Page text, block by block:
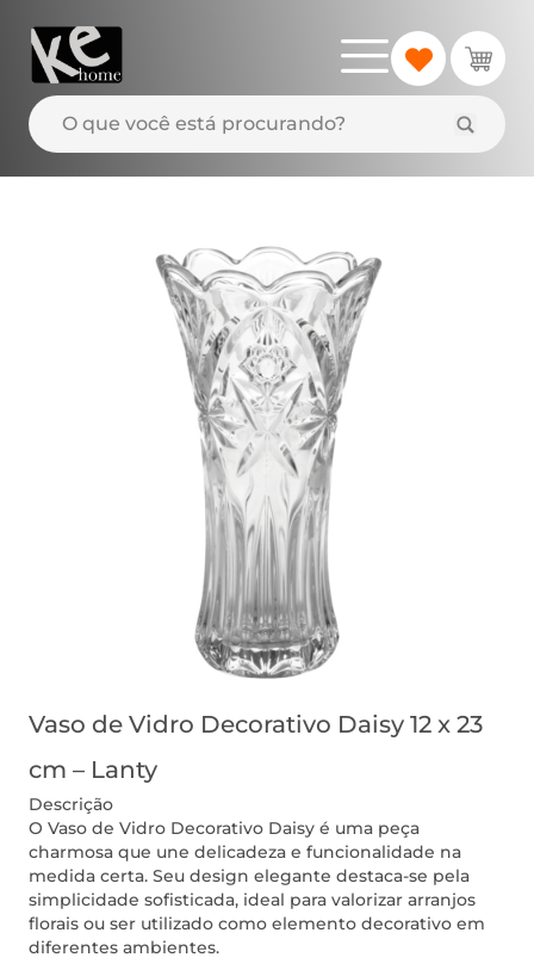
Vaso de Vidro Decorativo Daisy 12 x 23
cm – Lanty
Descrição
O Vaso de Vidro Decorativo Daisy é uma peça
charmosa que une delicadeza e funcionalidade na
medida certa. Seu design elegante destaca-se pela
simplicidade sofisticada, ideal para valorizar arranjos
florais ou ser utilizado como elemento decorativo em
diferentes ambientes.